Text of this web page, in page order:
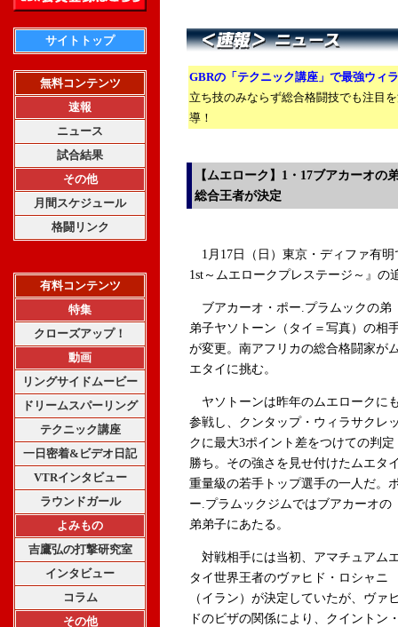
サイトトップ
無料コンテンツ
速報
ニュース
試合結果
その他
月間スケジュール
格闘リンク
有料コンテンツ
特集
クローズアップ！
動画
リングサイドムービー
ドリームスパーリング
テクニック講座
一日密着&ビデオ日記
VTRインタビュー
ラウンドガール
よみもの
吉鷹弘の打撃研究室
インタビュー
コラム
その他
GBRの「テクニック講座」で最強ウィ
立ち技のみならず総合格闘技でも注目
導！
【ムエローク】1・17ブアカーオの
総合王者が決定
1月17日（日）東京・ディファ有
1st～ムエロークプレステージ～』の
ブアカーオ・ポー.プラムックの弟
弟子ヤソトーン（タイ＝写真）の相
が変更。南アフリカの総合格闘家が
エタイに挑む。
ヤソトーンは昨年のムエロークに
参戦し、クンタップ・ウィラサクレ
クに最大3ポイント差をつけての判定
勝ち。その強さを見せ付けたムエタ
重量級の若手トップ選手の一人だ。
ー.プラムックジムではブアカーオの
弟弟子にあたる。
対戦相手には当初、アマチュアム
タイ世界王者のヴァヒド・ロシャニ
（イラン）が決定していたが、ヴァ
ドのビザの関係により、クイントン